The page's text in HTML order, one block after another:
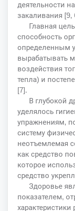
деятельности
закаливания [9,
Главная
способность
определенным
вырабатывать
воздействия
тепла) и
[7].
В глубокой
уделялось
упражнениям,
систему
неотъемлемая
как средство
которое
средство
Здоровье
показателем,